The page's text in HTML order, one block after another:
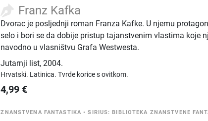
Franz Kafka
Dvorac je posljednji roman Franza Kafke. U njemu
selo i bori se da dobije pristup tajanstvenim vlastima koje
navodno u vlasništvu Grafa Westwesta.
Jutarnji list,2004.
Hrvatski. Latinica.Tvrde korice s ovitkom.
4,99 €
ZNANSTVENA FANTASTIKA •SIRIUS: BIBLIOTEKA ZNANSTVENE